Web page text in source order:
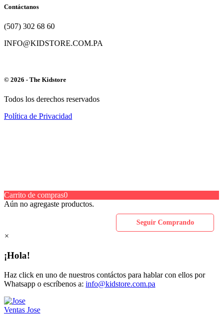
Contáctanos
(507) 302 68 60
INFO@KIDSTORE.COM.PA
© 2026 - The Kidstore
Todos los derechos reservados
Política de Privacidad
Carrito de compras0
Aún no agregaste productos.
Seguir Comprando
×
¡Hola!
Haz click en uno de nuestros contáctos para hablar con ellos por
Whatsapp o escríbenos a: info@kidstore.com.pa
Ventas Jose